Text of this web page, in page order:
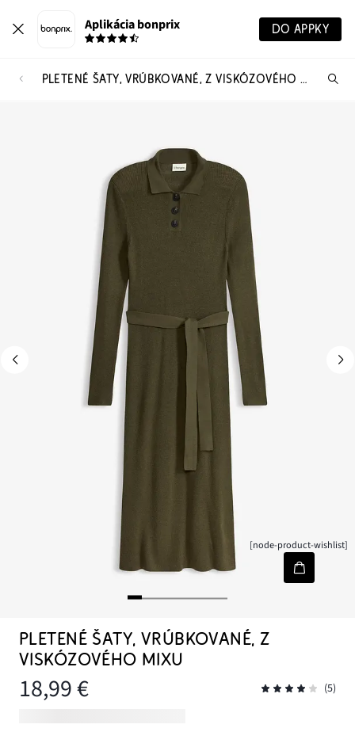
Aplikácia bonprix DO APPKY
PLETENÉ ŠATY, VRÚBKOVANÉ, Z VISKÓZOVÉHO MIXU
[node-product-wishlist]
PLETENÉ ŠATY, VRÚBKOVANÉ, Z
VISKÓZOVÉHO MIXU
18,99 € (5)